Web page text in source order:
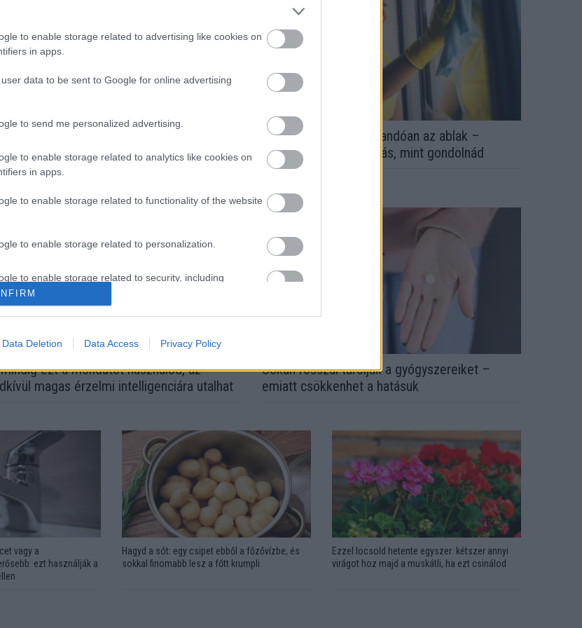
to enable storage related to advertising like cookies on
in apps.
data to be sent to Google for online advertising
to send me personalized advertising.
to enable storage related to analytics like cookies on
in apps.
to enable storage related to functionality of the website
to enable storage related to personalization.
to enable storage related to security, including
and fraud prevention, and other user protection.
Data Deletion Data Access Privacy Policy
tünetet ne söpörd a
Ezért párásodik be állandóan az ablak –
egyszerűbb a megoldás, mint gondolnád
ezt a mondatot használod, az
magas érzelmi intelligenciára utalhat
Sokan rosszul tárolják a gyógyszereiket –
emiatt csökkenhet a hatásuk
vagy a
ezt használják a
Hagyd a sót: egy csipet ebből a főzővízbe, és
sokkal finomabb lesz a főtt krumpli
Ezzel locsold hetente egyszer: kétszer annyi
virágot hoz majd a muskátli, ha ezt csinálod